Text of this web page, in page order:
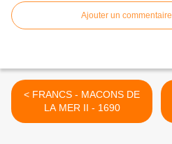
Ajouter un commentaire
< FRANCS - MACONS DE
LA MER II - 1690